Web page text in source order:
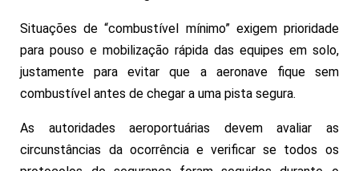
Situações de “combustível mínimo” exigem prioridade
para pouso e mobilização rápida das equipes em solo,
justamente para evitar que a aeronave fique sem
combustível antes de chegar a uma pista segura.
As autoridades aeroportuárias devem avaliar as
circunstâncias da ocorrência e verificar se todos os